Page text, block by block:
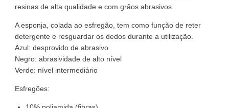
resinas de alta qualidade e com grãos abrasivos.
A esponja, colada ao esfregão, tem como função de reter
detergente e resguardar os dedos durante a utilização.
Azul: desprovido de abrasivo
Negro: abrasividade de alto nível
Verde: nível intermediário
Esfregões: